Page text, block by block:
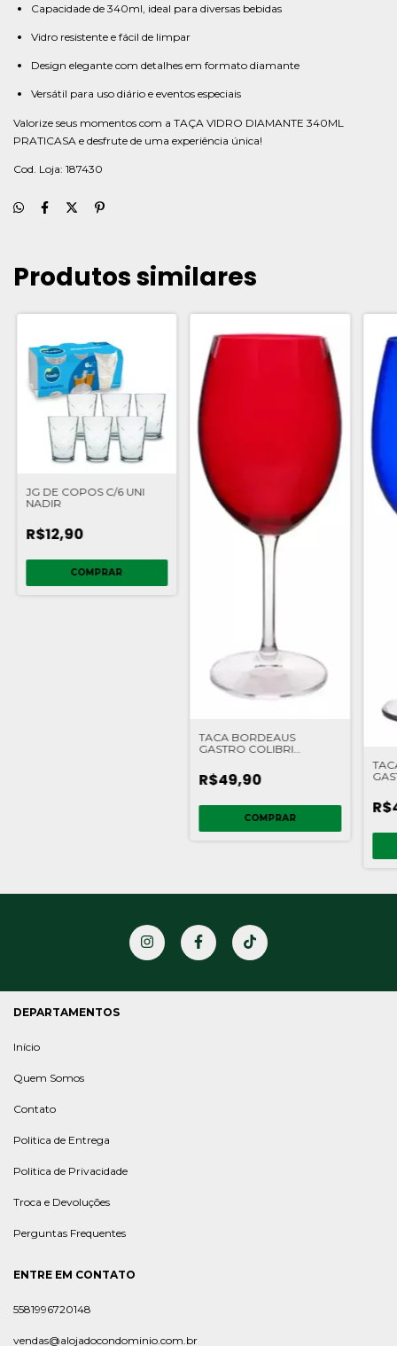
Capacidade de 340ml, ideal para diversas bebidas
Vidro resistente e fácil de limpar
Design elegante com detalhes em formato diamante
Versátil para uso diário e eventos especiais
Valorize seus momentos com a TAÇA VIDRO DIAMANTE 340ML
PRATICASA e desfrute de uma experiência única!
Cod. Loja: 187430
Produtos similares
JG DE COPOS C/6 UNI
NADIR
R$12,90
TACA BORDEAUS
GASTRO COLIBRI
R$49,90
COMPRAR
DEPARTAMENTOS
Início
Quem Somos
Contato
Politica de Entrega
Politica de Privacidade
Troca e Devoluções
Perguntas Frequentes
ENTRE EM CONTATO
5581996720148
vendas@alojadocondominio.com.br